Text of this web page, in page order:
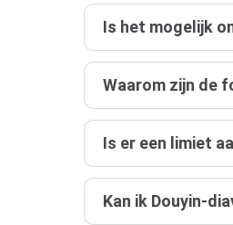
Is het mogelijk
Waarom zijn de
Is er een limiet
Kan ik Douyin-